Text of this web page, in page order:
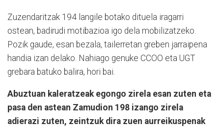
Zuzendaritzak 194 langile botako dituela iragarri
ostean, badirudi motibazioa igo dela mobilizatzeko.
Pozik gaude, esan bezala, tailerretan greben jarraipena
handia izan delako. Nahiago genuke CCOO eta UGT
grebara batuko balira, hori bai.
Abuztuan kaleratzeak egongo zirela esan zuten eta
pasa den astean Zamudion 198 izango zirela
adierazi zuten, zeintzuk dira zuen aurreikuspenak